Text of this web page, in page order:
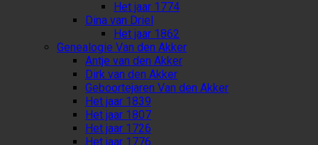
Het jaar 1774
Dina van Driel
Het jaar 1862
Genealogie Van den Akker
Antje van den Akker
Dirk van den Akker
Geboortejaren Van den Akker
Het jaar 1839
Het jaar 1807
Het jaar 1726
Het jaar 1776